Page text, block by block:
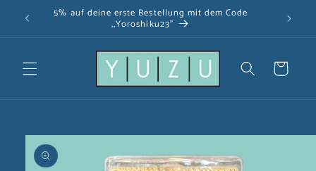
zum 5% auf deine erste Bestellung mit dem Code
,,Yoroshiku23"
Warenkorb